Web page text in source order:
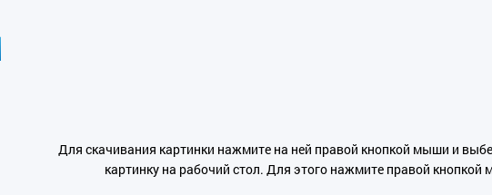
Для скачивания картинки нажмите на ней правой кнопкой мыши и
картинку на рабочий стол. Для этого нажмите правой